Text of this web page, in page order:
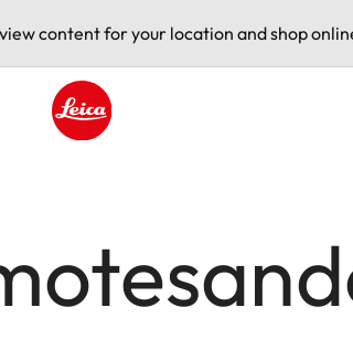
content for your location and shop